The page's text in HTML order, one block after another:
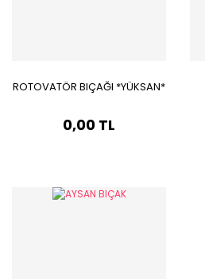
ROTOVATÖR BIÇAĞI *YÜKSAN*
0,00 TL